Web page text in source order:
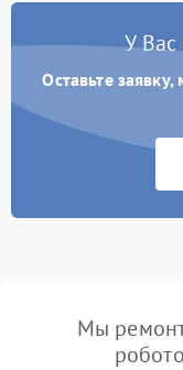
У Вас
Оставьте
Мы